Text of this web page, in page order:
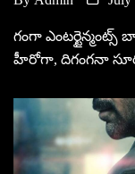
గంగా
హీరోగా, దిగంగనా